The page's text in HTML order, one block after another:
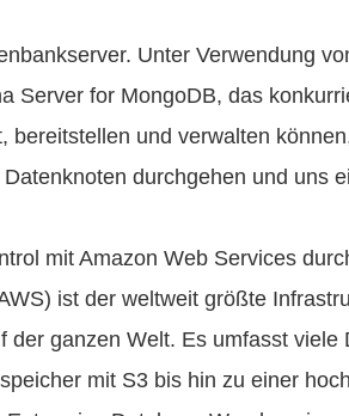
Unter Verwendung
Server for MongoDB, das
und verwalten
durchgehen und uns
mit Amazon Web Services
ist der weltweit größte
ganzen Welt. Es umfasst viele
mit S3 bis hin zu einer